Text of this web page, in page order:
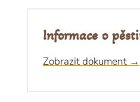
Informace o
Zobrazit dokument →